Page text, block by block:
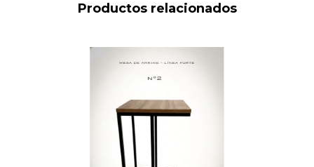
Productos relacionados